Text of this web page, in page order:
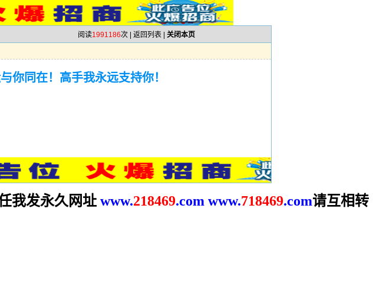
阅读1991186次 | 返回列表 关闭本页
你同在！高手我永远支持你！
发永久网址 www.218469.com www.718469.com请互相转